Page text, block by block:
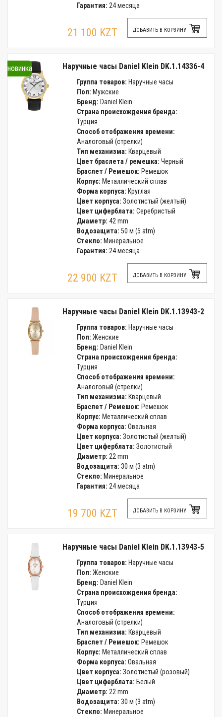
Гарантия: 24 месяца
21 100 KZT ДОБАВИТЬ В КОРЗИНУ
новинка Наручные часы Daniel Klein DK.1.14336-4
Группа товаров: Наручные часы
Пол: Мужские
Бренд: Daniel Klein
Страна происхождения бренда:
Турция
Способ отображения времени:
Аналоговый (стрелки)
Тип механизма: Кварцевый
Цвет браслета / ремешка: Черный
Браслет / Ремешок: Ремешок
Корпус: Металлический сплав
Форма корпуса: Круглая
Цвет корпуса: Золотистый (желтый)
Цвет циферблата: Серебристый
Диаметр: 42 mm
Водозащита: 50 м (5 atm)
Стекло: Минеральное
Гарантия: 24 месяца
22 900 KZT ДОБАВИТЬ В КОРЗИНУ
Наручные часы Daniel Klein DK.1.13943-2
Группа товаров: Наручные часы
Пол: Женские
Бренд: Daniel Klein
Страна происхождения бренда:
Турция
Способ отображения времени:
Аналоговый (стрелки)
Тип механизма: Кварцевый
Браслет / Ремешок: Ремешок
Корпус: Металлический сплав
Форма корпуса: Овальная
Цвет корпуса: Золотистый (желтый)
Цвет циферблата: Золотистый
Диаметр: 22 mm
Водозащита: 30 м (3 atm)
Стекло: Минеральное
Гарантия: 24 месяца
19 700 KZT ДОБАВИТЬ В КОРЗИНУ
Наручные часы Daniel Klein DK.1.13943-5
Группа товаров: Наручные часы
Пол: Женские
Бренд: Daniel Klein
Страна происхождения бренда:
Турция
Способ отображения времени:
Аналоговый (стрелки)
Тип механизма: Кварцевый
Браслет / Ремешок: Ремешок
Корпус: Металлический сплав
Форма корпуса: Овальная
Цвет корпуса: Золотистый (розовый)
Цвет циферблата: Белый
Диаметр: 22 mm
Водозащита: 30 м (3 atm)
Стекло: Минеральное